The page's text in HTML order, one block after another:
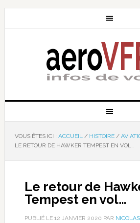
VOUS ÊTES ICI : ACCUEIL / HISTOIRE /
LE RETOUR DE HAWKER TEMPEST EN VOL…
Le retour de
Tempest en vol…
PUBLIÉ LE 12 JANVIER 2020 PAR